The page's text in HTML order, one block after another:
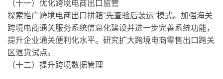
（十一）优化跨境电商出口监管
探索推广跨境电商出口拼箱“先查验后装运”模式。加强海关
跨境电商通关服务系统信息化建设并进一步完善系统功能，
提升企业通关便利化水平。研究扩大跨境电商零售出口跨关
区退货试点。
（十二）提升跨境数据管理